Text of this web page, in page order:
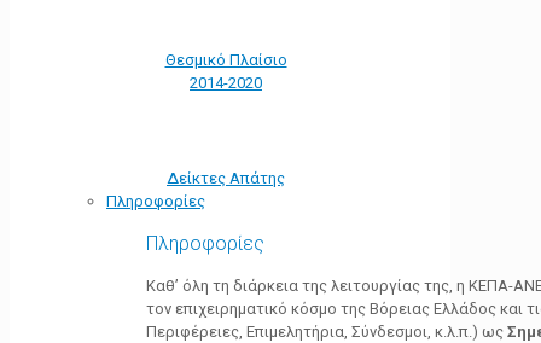
Θεσμικό Πλαίσιο
2014-2020
Δείκτες Απάτης
Πληροφορίες
Πληροφορίες
Καθ’ όλη τη διάρκεια της λειτουργίας της, η ΚΕΠΑ-
τον επιχειρηματικό κόσμο της Βόρειας Ελλάδος και
Περιφέρειες, Επιμελητήρια, Σύνδεσμοι, κ.λ.π.) ως